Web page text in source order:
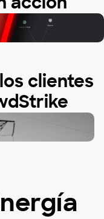
clientes